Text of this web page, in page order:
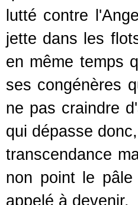
lutté contre
jette dans les
en même temps
ses congénères
ne pas craindre
qui dépasse
transcendance
non point le
appelé à devenir.